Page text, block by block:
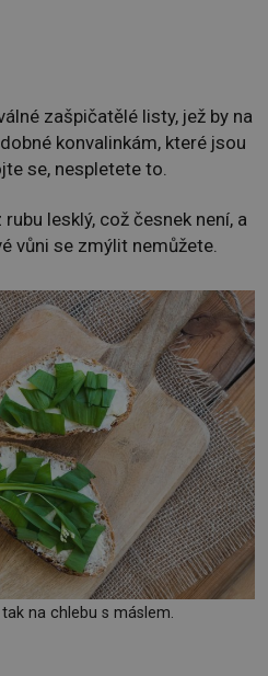
zašpičatělé listy, jež by na
konvalinkám, které jsou
se, nespletete to.
lesklý, což česnek není, a
vůni se zmýlit nemůžete.
na chlebu s máslem.